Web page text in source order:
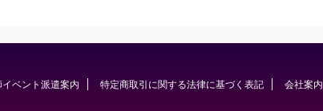
ベント派遣案内 特定商取引に関する法律に基づく表記 会社案内